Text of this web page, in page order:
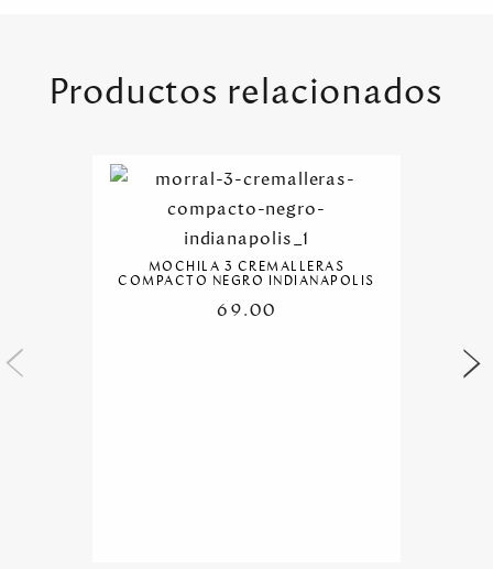
Productos relacionados
MOCHILA 3 CREMALLERAS
COMPACTO NEGRO INDIANAPOLIS
69.00